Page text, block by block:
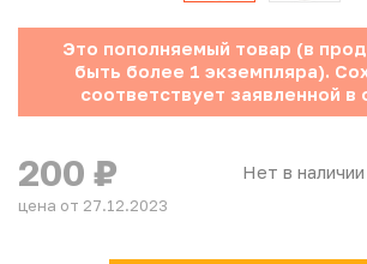
Инвестиционные монеты
Это пополняемый товар (в
быть более 1 экземпляра).
соответствует заявленной в
Нет в наличии
200 ₽
цена от 27.12.2023